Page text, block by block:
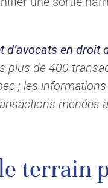
d’avocats en droit
plus de 400
; les
menées
terrain